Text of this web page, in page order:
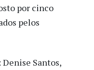
por cinco
pelos
Denise Santos,